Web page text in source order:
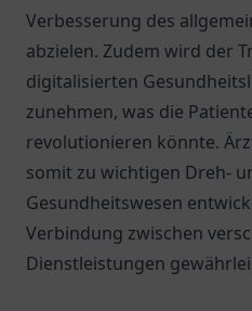
Verbesserung des
abzielen. Zudem wird der
digitalisierten
zunehmen, was die
revolutionieren könnte.
somit zu wichtigen Dreh-
Gesundheitswesen
Verbindung zwischen
Dienstleistungen